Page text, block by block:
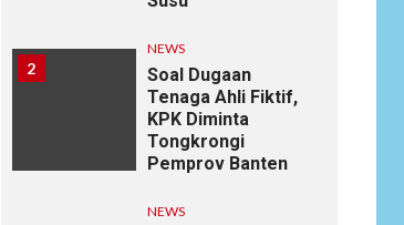
2
NEWS
Soal Dugaan
Tenaga Ahli Fiktif,
KPK Diminta
Tongkrongi
Pemprov Banten
NEWS